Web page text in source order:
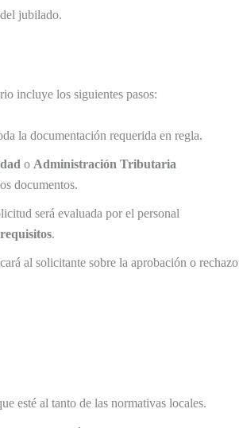
jubilado.
incluye los siguientes pasos:
la documentación requerida en regla.
o Administración Tributaria
documentos.
será evaluada por el personal
requisitos.
al solicitante sobre la aprobación o rechazo
esté al tanto de las normativas locales.